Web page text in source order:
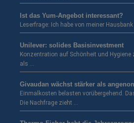
Ist das Yum-Angebot interessant?
Leserfrage: Ich habe von meiner
Unilever: solides Basisinvestment
Konzentration auf Schönheit und Hygiene
als …
Givaudan wächst stärker als
Einmalkosten belasten vorübergehend.
Die Nachfrage zieht …